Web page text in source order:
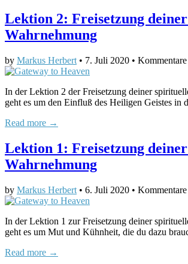
Lektion 2: Freisetzung
Wahrnehmung
by Markus Herbert • 7. Juli 2020 •
In der Lektion 2 der Freisetzung deiner
geht es um den Einfluß des Heiligen Geistes in
Read more →
Lektion 1: Freisetzung
Wahrnehmung
by Markus Herbert • 6. Juli 2020 •
In der Lektion 1 zur Freisetzung deiner
geht es um Mut und Kühnheit, die du dazu
Read more →